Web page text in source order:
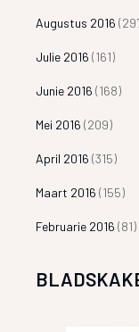
Augustus 2016
Julie 2016 (161)
Junie 2016 (168)
Mei 2016 (209)
April 2016 (315)
Maart 2016 (155)
Februarie 2016 (81)